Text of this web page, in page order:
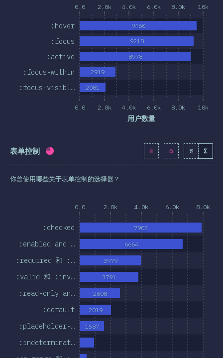
0.0 2.0k 4.0k 6.0k 8.0k 10k
0.0 2.0k 4.0k 6.0k 8.0k 10k
用户数量
:focus-visibl…
:focus-within
:active
:focus
:hover
2081
2919
8978
9218
9460
表单控制 完成率: % Σ
你曾使用哪些关于表单控制的选择器？
0.0 2.0k 4.0k 6.0k 8.0k
:indeterminat…
:placeholder-…
:default
:read-only an…
:valid 和 :inv…
:required 和 :…
:enabled and …
:checked
1587
2019
2608
3791
3979
6664
7903